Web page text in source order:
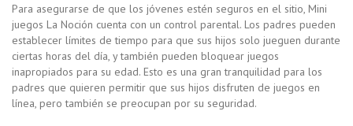
Para asegurarse de que los jóvenes estén seguros en el sitio, Mini
juegos La Noción cuenta con un control parental. Los padres pueden
establecer límites de tiempo para que sus hijos solo jueguen durante
ciertas horas del día, y también pueden bloquear juegos
inapropiados para su edad. Esto es una gran tranquilidad para los
padres que quieren permitir que sus hijos disfruten de juegos en
línea, pero también se preocupan por su seguridad.